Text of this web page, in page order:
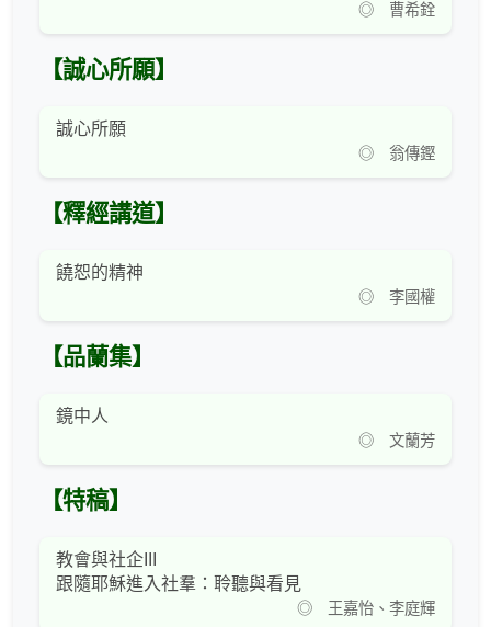
◎ 曹希銓
【誠心所願】
誠心所願
◎ 翁傳鏗
【釋經講道】
饒恕的精神
◎ 李國權
【品蘭集】
鏡中人
◎ 文蘭芳
【特稿】
教會與社企III
跟隨耶穌進入社羣：聆聽與看見
◎ 王嘉怡、李庭輝